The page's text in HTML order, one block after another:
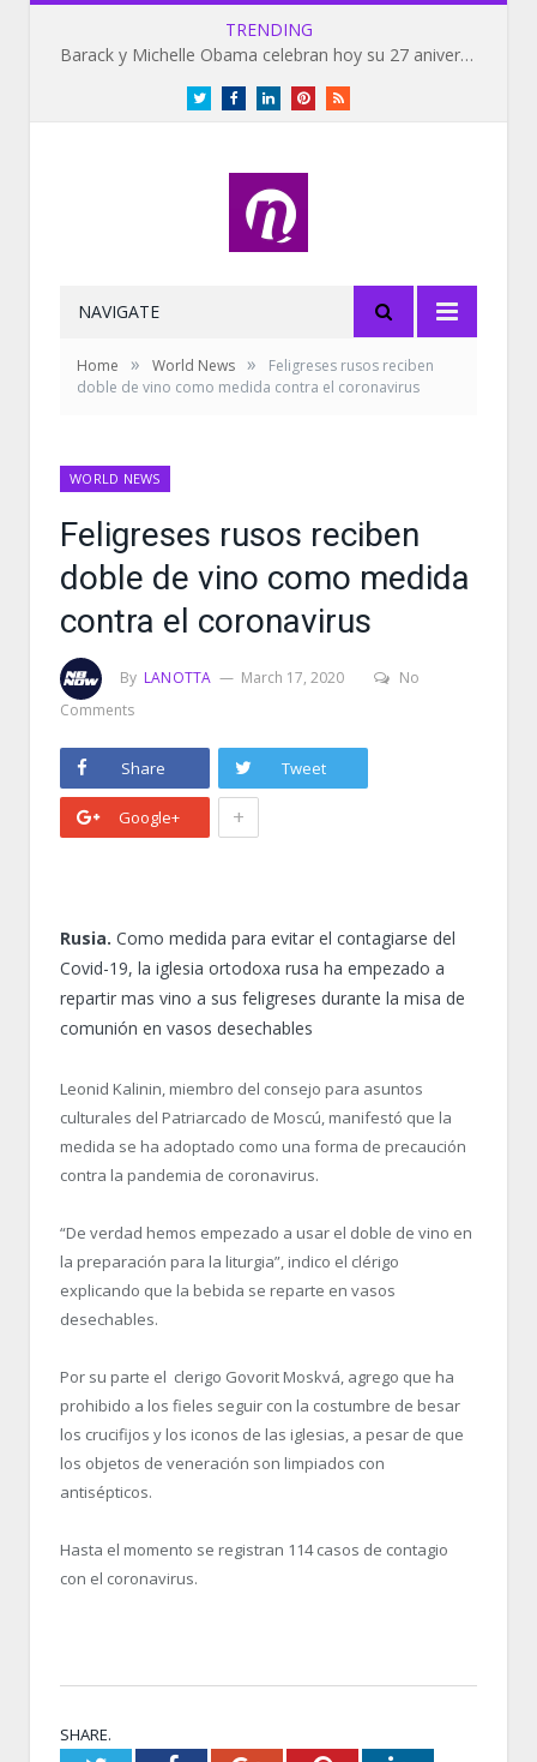
TRENDING
Barack y Michelle Obama celebran hoy su 27 aniversario de bodas
TwitterFacebookLinkedInPinterestRSS
NAVIGATE
Home » World News »
Feligreses rusos reciben
doble de vino como medida contra el coronavirus
WORLD NEWS
Feligreses rusos reciben
doble de vino como medida
contra el coronavirus
By LANOTTA March 17, 2020
No
Comments
Share Tweet
Google+ +
Rusia. Como medida para evitar el contagiarse del
Covid-19, la iglesia ortodoxa rusa ha empezado a
repartir mas vino a sus feligreses durante la misa de
comunión en vasos desechables
Leonid Kalinin, miembro del consejo para asuntos
culturales del Patriarcado de Moscú, manifestó que la
medida se ha adoptado como una forma de precaución
contra la pandemia de coronavirus.
“De verdad hemos empezado a usar el doble de vino en
la preparación para la liturgia”, indico el clérigo
explicando que la bebida se reparte en vasos
desechables.
Por su parte el clerigo Govorit Moskvá, agrego que ha
prohibido a los fieles seguir con la costumbre de besar
los crucifijos y los iconos de las iglesias, a pesar de que
los objetos de veneración son limpiados con
antisépticos.
Hasta el momento se registran 114 casos de contagio
con el coronavirus.
SHARE.